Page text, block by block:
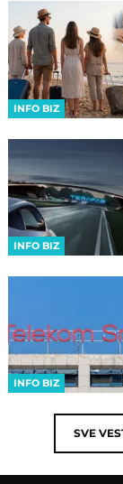
INFO BIZ
INFO BIZ
INFO BIZ
SVE